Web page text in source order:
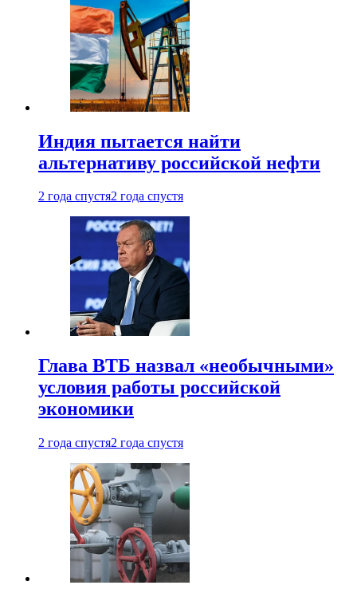
Индия пытается найти
альтернативу российской нефти
2 года спустя2 года спустя
Глава ВТБ назвал «необычными»
условия работы российской
экономики
2 года спустя2 года спустя